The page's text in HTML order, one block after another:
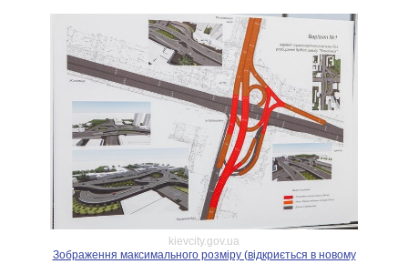
kievcity.gov.ua
Зображення максимального розміру (відкриється в новому